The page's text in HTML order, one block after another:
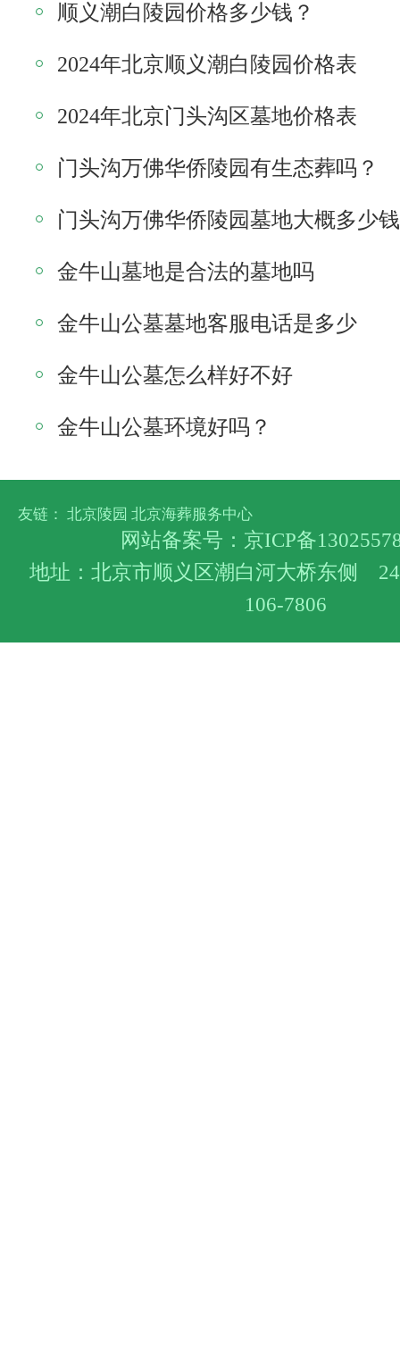
顺义潮白陵园价格多少钱？
2024年北京顺义潮白陵园价格表
2024年北京门头沟区墓地价格表
门头沟万佛华侨陵园有生态葬吗？
门头沟万佛华侨陵园墓地大概多少
金牛山墓地是合法的墓地吗
金牛山公墓墓地客服电话是多少
金牛山公墓怎么样好不好
金牛山公墓环境好吗？
友链： 北京陵园 北京海葬服务中心
网站备案号： 京ICP备
地址：北京市顺义区潮白河大桥东侧
106-7806